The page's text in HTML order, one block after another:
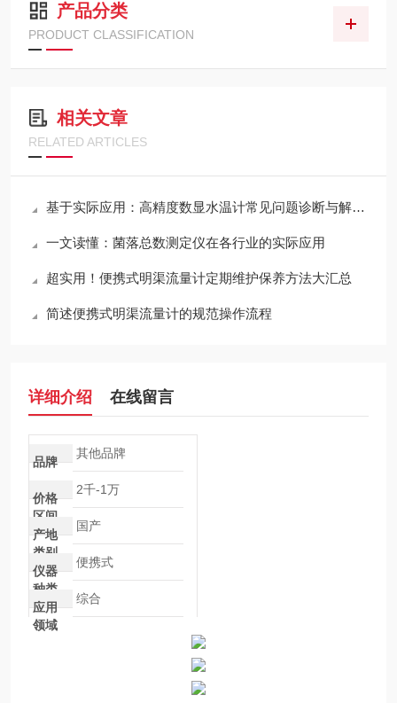
产品分类
PRODUCT CLASSIFICATION
相关文章
RELATED ARTICLES
基于实际应用：高精度数显水温计常见问题诊断与解决策略
一文读懂：菌落总数测定仪在各行业的实际应用
超实用！便携式明渠流量计定期维护保养方法大汇总
简述便携式明渠流量计的规范操作流程
详细介绍 在线留言
品牌
其他品牌
价格
区间
2千-1万
产地
类别
国产
仪器
种类
便携式
应用
领域
综合